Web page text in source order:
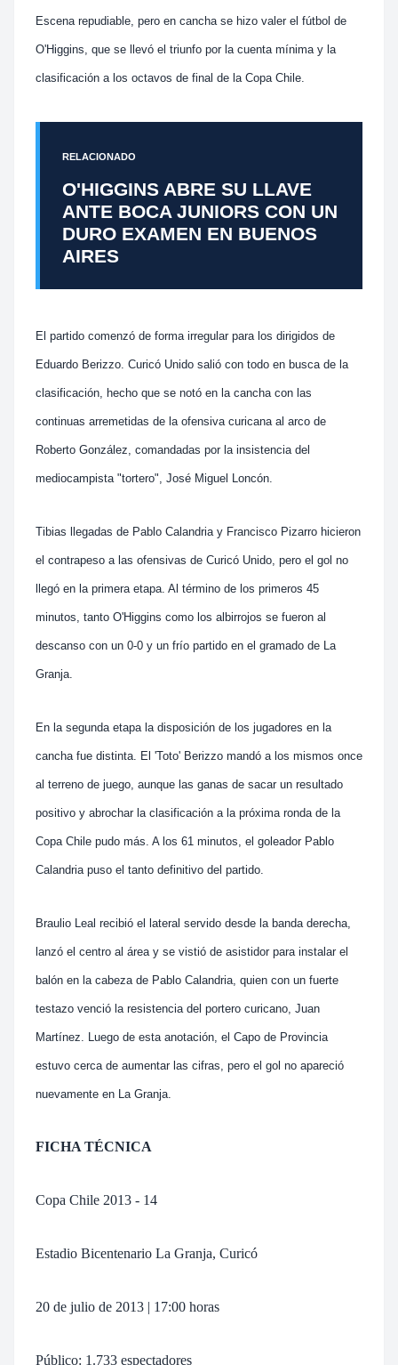
Escena repudiable, pero en cancha se hizo valer el fútbol de
O'Higgins, que se llevó el triunfo por la cuenta mínima y la
clasificación a los octavos de final de la Copa Chile.
RELACIONADO
O'HIGGINS ABRE SU LLAVE
ANTE BOCA JUNIORS CON UN
DURO EXAMEN EN BUENOS
AIRES
El partido comenzó de forma irregular para los dirigidos de
Eduardo Berizzo. Curicó Unido salió con todo en busca de la
clasificación, hecho que se notó en la cancha con las
continuas arremetidas de la ofensiva curicana al arco de
Roberto González, comandadas por la insistencia del
mediocampista "tortero", José Miguel Loncón.
Tibias llegadas de Pablo Calandria y Francisco Pizarro hicieron
el contrapeso a las ofensivas de Curicó Unido, pero el gol no
llegó en la primera etapa. Al término de los primeros 45
minutos, tanto O'Higgins como los albirrojos se fueron al
descanso con un 0-0 y un frío partido en el gramado de La
Granja.
En la segunda etapa la disposición de los jugadores en la
cancha fue distinta. El 'Toto' Berizzo mandó a los mismos once
al terreno de juego, aunque las ganas de sacar un resultado
positivo y abrochar la clasificación a la próxima ronda de la
Copa Chile pudo más. A los 61 minutos, el goleador Pablo
Calandria puso el tanto definitivo del partido.
Braulio Leal recibió el lateral servido desde la banda derecha,
lanzó el centro al área y se vistió de asistidor para instalar el
balón en la cabeza de Pablo Calandria, quien con un fuerte
testazo venció la resistencia del portero curicano, Juan
Martínez. Luego de esta anotación, el Capo de Provincia
estuvo cerca de aumentar las cifras, pero el gol no apareció
nuevamente en La Granja.
FICHA TÉCNICA
Copa Chile 2013 - 14
Estadio Bicentenario La Granja, Curicó
20 de julio de 2013 | 17:00 horas
Público: 1.733 espectadores